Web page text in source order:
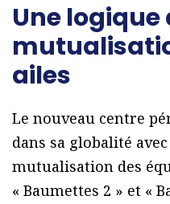
Une logique
ailes
Le nouveau centre
dans sa globalité
mutualisation des
« Baumettes 2 » et «